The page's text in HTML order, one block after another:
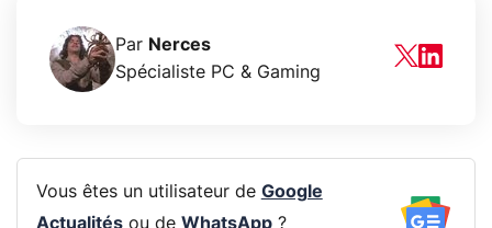
Par Nerces
Spécialiste PC & Gaming
Vous êtes un utilisateur de Google
Actualitésou de WhatsApp?